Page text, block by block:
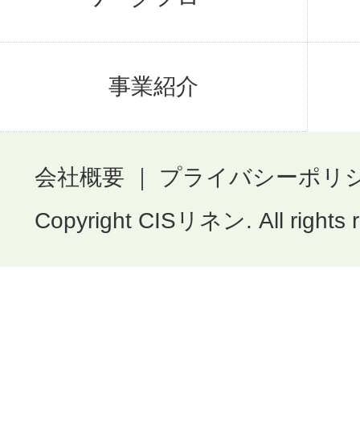
事業紹介
会社概要
プライバシーポリ
Copyright CISリネン. All rights